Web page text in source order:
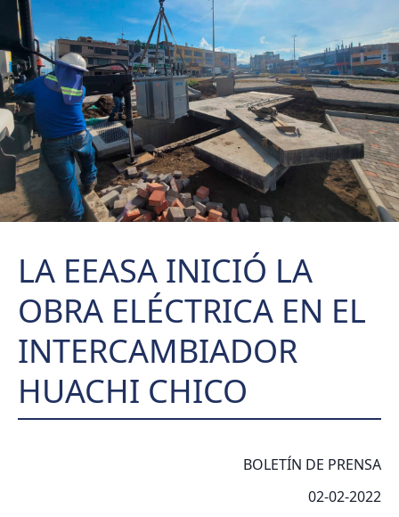
LA EEASA INICIÓ LA
OBRA ELÉCTRICA EN EL
INTERCAMBIADOR
HUACHI CHICO
BOLETÍN DE PRENSA
02-02-2022